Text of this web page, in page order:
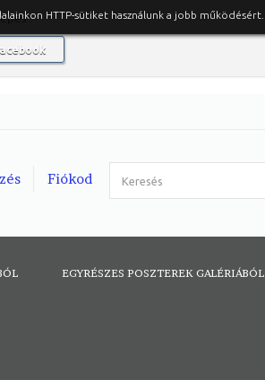
:
Fiókod
EGYRÉSZES POSZTEREK GALÉRIÁBÓL
HTTP-sütiket használunk a jobb működésért.